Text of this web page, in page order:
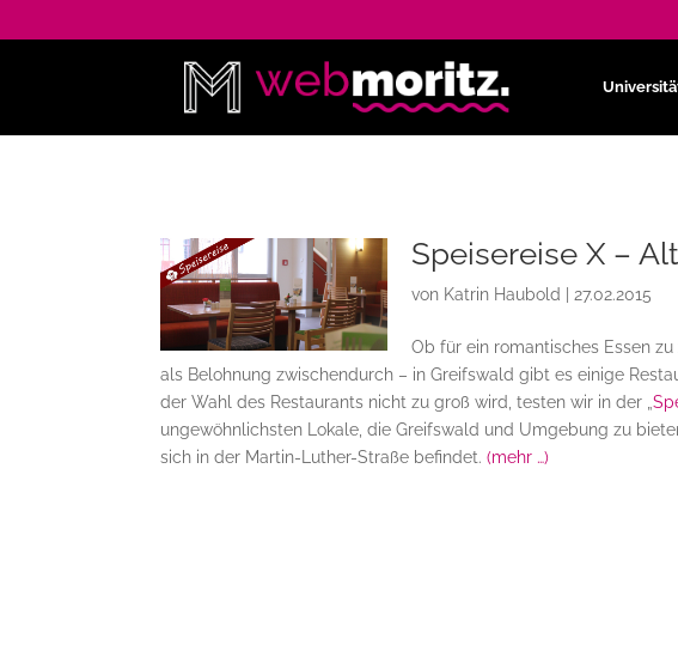
Speisereise X –
von Katrin Haubold 27.02.2015
Ob für ein romantisches Essen
als Belohnung zwischendurch – in Greifswald gibt es einige
der Wahl des Restaurants nicht zu groß wird, testen wir in der „
ungewöhnlichsten Lokale, die Greifswald und Umgebung zu
sich in der Martin-Luther-Straße befindet.(mehr …)